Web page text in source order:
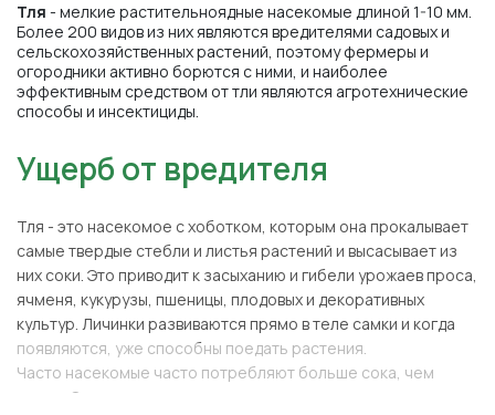
Тля - мелкие растительноядные насекомые длиной 1-10 мм.
Более 200 видов из них являются вредителями садовых и
сельскохозяйственных растений, поэтому фермеры и
огородники активно борются с ними, и наиболее
эффективным средством от тли являются агротехнические
способы и инсектициды.
Ущерб от вредителя
Тля - это насекомое с хоботком, которым она прокалывает
самые твердые стебли и листья растений и высасывает из
них соки. Это приводит к засыханию и гибели урожаев проса,
ячменя, кукурузы, пшеницы, плодовых и декоративных
культур. Личинки развиваются прямо в теле самки и когда
появляются, уже способны поедать растения.
Часто насекомые часто потребляют больше сока, чем
нужно. Остатки выводятся и привлекают муравьев, которые